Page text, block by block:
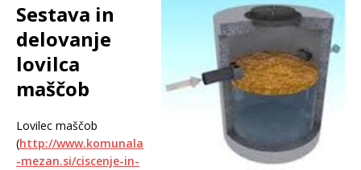
Sestava in
delovanje
lovilca
maščob
Lovilec maščob
(http://www.komunala
-mezan.si/ciscenje-in-